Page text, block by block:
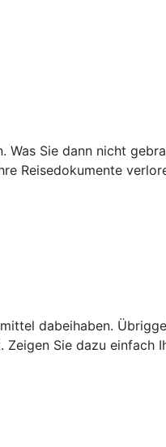
Sie dann nicht
Reisedokumente
dabeihaben.
Sie dazu einfach